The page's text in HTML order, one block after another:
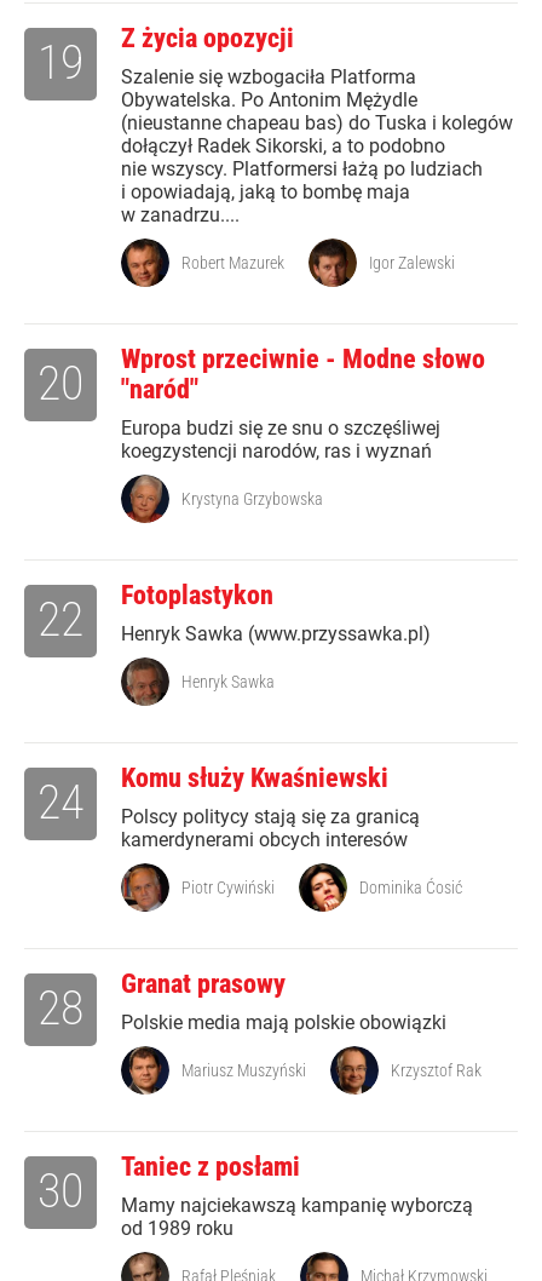
Z życia opozycji
Szalenie się wzbogaciła Platforma
Obywatelska. Po Antonim Mężydle
(nieustanne chapeau bas) do Tuska i kolegów
dołączył Radek Sikorski, a to podobno
nie wszyscy. Platformersi łażą po ludziach
i opowiadają, jaką to bombę maja
w zanadrzu....
19
Robert Mazurek Igor Zalewski
Wprost przeciwnie - Modne słowo
"naród"
Europa budzi się ze snu o szczęśliwej
koegzystencji narodów, ras i wyznań
20
Krystyna Grzybowska
Fotoplastykon
Henryk Sawka (www.przyssawka.pl)
22
Henryk Sawka
Komu służy Kwaśniewski
Polscy politycy stają się za granicą
kamerdynerami obcych interesów
24
Piotr Cywiński Dominika Ćosić
Granat prasowy
Polskie media mają polskie obowiązki
28
Mariusz Muszyński Krzysztof Rak
Taniec z posłami
Mamy najciekawszą kampanię wyborczą
od 1989 roku
30
Rafał Pleśniak Michał Krzymowski